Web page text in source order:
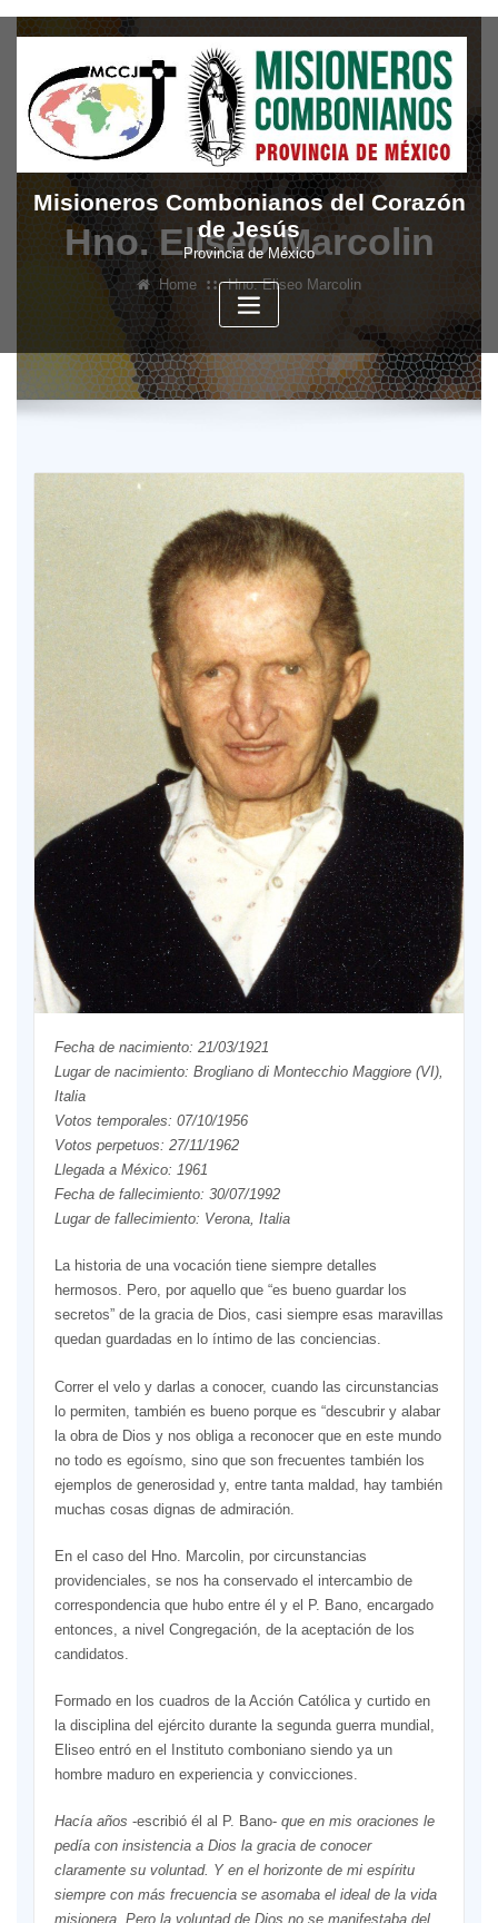
Skip
content
Misioneros Combonianos del Corazón
de Jesús
Provincia de México
Hno. Eliseo Marcolin
Home Hno. Eliseo Marcolin
Fecha de nacimiento: 21/03/1921
Lugar de nacimiento: Brogliano di Montecchio Maggiore (VI),
Italia
Votos temporales: 07/10/1956
Votos perpetuos: 27/11/1962
Llegada a México: 1961
Fecha de fallecimiento: 30/07/1992
Lugar de fallecimiento: Verona, Italia
La historia de una vocación tiene siempre detalles
hermosos. Pero, por aquello que “es bueno guardar los
secretos” de la gracia de Dios, casi siempre esas maravillas
quedan guardadas en lo íntimo de las conciencias.
Correr el velo y darlas a conocer, cuando las circunstancias
lo permiten, también es bueno porque es “descubrir y alabar
la obra de Dios y nos obliga a reconocer que en este mundo
no todo es egoísmo, sino que son frecuentes también los
ejemplos de generosidad y, entre tanta maldad, hay también
muchas cosas dignas de admiración.
En el caso del Hno. Marcolin, por circunstancias
providenciales, se nos ha conservado el intercambio de
correspondencia que hubo entre él y el P. Bano, encargado
entonces, a nivel Congregación, de la aceptación de los
candidatos.
Formado en los cuadros de la Acción Católica y curtido en
la disciplina del ejército durante la segunda guerra mundial,
Eliseo entró en el Instituto comboniano siendo ya un
hombre maduro en experiencia y convicciones.
Hacía años -escribió él al P. Bano- que en mis oraciones le
pedía con insistencia a Dios la gracia de conocer
claramente su voluntad. Y en el horizonte de mi espíritu
siempre con más frecuencia se asomaba el ideal de la vida
misionera. Pero la voluntad de Dios no se manifestaba del